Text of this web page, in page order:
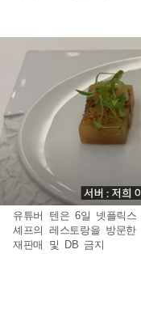
유튜버 텐은 6일 넷플릭
셰프의 레스토랑을 방문
재판매 및 DB 금지